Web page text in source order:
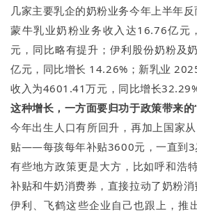
几家主要乳企的奶粉业务今年上半年反
蒙牛乳业奶粉业务收入达16.76亿元
元，同比略有提升；伊利股份奶粉及
亿元，同比增长 14.26%；新乳业
收入为4601.41万元，同比增长32.29%
这种增长，一方面要归功于政策带来的“
今年出生人口有所回升，再加上国家
贴——每孩每年补贴3600元，一直到3
有些地方政策更是大方，比如呼和浩
补贴和牛奶消费券，直接拉动了奶粉消
伊利、飞鹤这些企业自己也跟上，推